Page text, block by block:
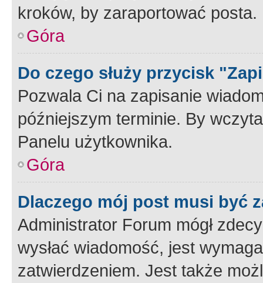
kroków, by zaraportować posta.
Góra
Do czego służy przycisk
Pozwala Ci na zapisanie
późniejszym terminie. By
Panelu użytkownika.
Góra
Dlaczego mój post musi być
Administrator Forum mógł
wysłać wiadomość, jest
zatwierdzeniem. Jest także